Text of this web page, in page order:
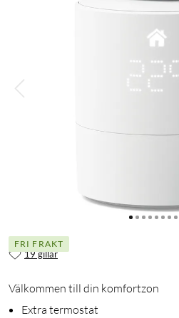
FRI FRAKT
19 gillar
Välkommen till din komfortzon
Extra termostat